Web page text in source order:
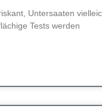
Untersaaten
Tests werden